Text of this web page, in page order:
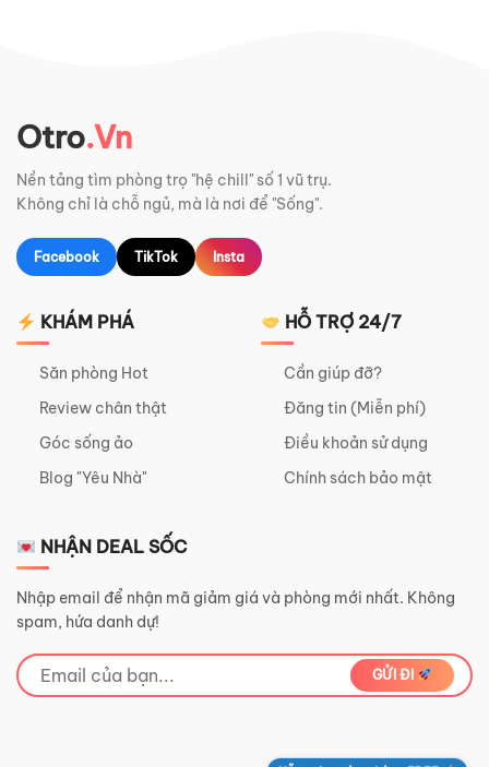
Otro.Vn
Nền tảng tìm phòng trọ "hệ chill" số 1 vũ trụ.
Không chỉ là chỗ ngủ, mà là nơi để "Sống".
Facebook TikTok Insta
KHÁM PHÁ
Săn phòng Hot
Review chân thật
Góc sống ảo
Blog "Yêu Nhà"
HỖ TRỢ 24/7
Cần giúp đỡ?
Đăng tin (Miễn phí)
Điều khoản sử dụng
Chính sách bảo mật
NHẬN DEAL SỐC
Nhập email để nhận mã giảm giá và phòng mới nhất. Không
spam, hứa danh dự!
GỬI ĐI